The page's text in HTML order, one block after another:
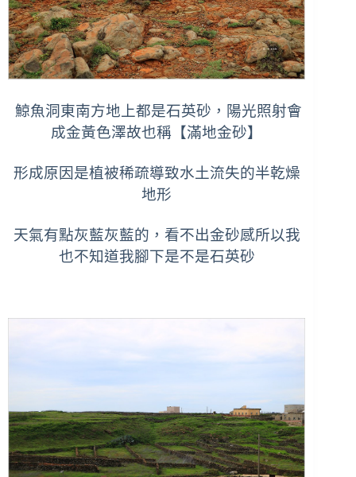
鯨魚洞東南方地上都是石英砂，陽光照射會
成金黃色澤故也稱 【滿地金砂】
形成原因是植被稀疏導致水土流失的半乾燥
地形
天氣有點灰藍灰藍的，看不出金砂感所以我
也不知道我腳下是不是石英砂